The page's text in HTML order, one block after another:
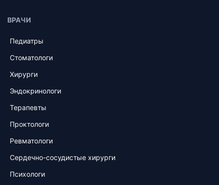
ВРАЧИ
Педиатры
Стоматологи
Хирурги
Эндокринологи
Терапевты
Проктологи
Ревматологи
Сердечно-сосудистые хирурги
Психологи